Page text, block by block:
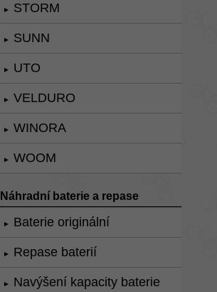
► STORM
► SUNN
► UTO
► VELDURO
► WINORA
► WOOM
Náhradní baterie a repase
► Baterie originální
► Repase baterií
► Navýšení kapacity baterie